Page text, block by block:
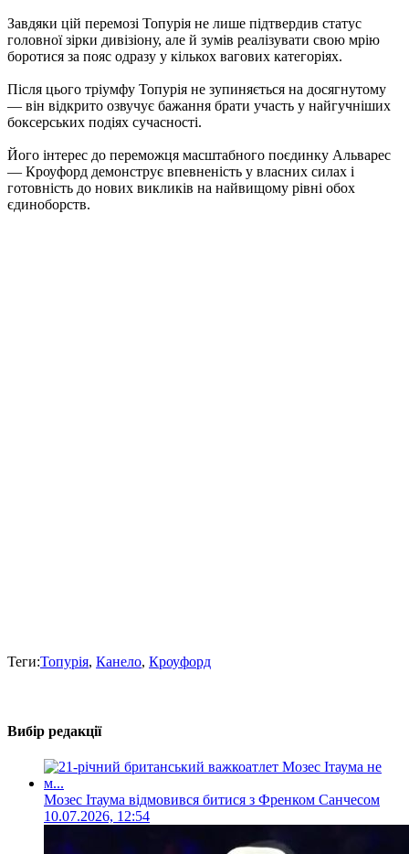
Завдяки цій перемозі Топурія не лише підтвердив статус
головної зірки дивізіону, але й зумів реалізувати свою мрію
боротися за пояс одразу у кількох вагових категоріях.
Після цього тріумфу Топурія не зупиняється на досягнутому
— він відкрито озвучує бажання брати участь у найгучніших
боксерських подіях сучасності.
Його інтерес до переможця масштабного поєдинку Альварес
— Кроуфорд демонструє впевненість у власних силах і
готовність до нових викликів на найвищому рівні обох
єдиноборств.
Теги:Топурія, Канело, Кроуфорд
Вибір редакції
Мозес Ітаума відмовився битися з Френком Санчесом
10.07.2026, 12:54